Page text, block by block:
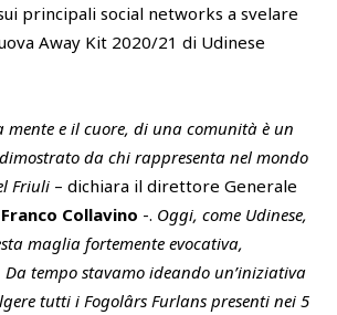
principali social networks a svelare
Away Kit 2020/21 di Udinese
mente e il cuore, di una comunità è un
da chi rappresenta nel mondo
Friuli – dichiara il direttore Generale
Franco Collavino -. Oggi, come Udinese,
maglia fortemente evocativa,
Da tempo stavamo ideando un’iniziativa
tutti i Fogolârs Furlans presenti nei 5